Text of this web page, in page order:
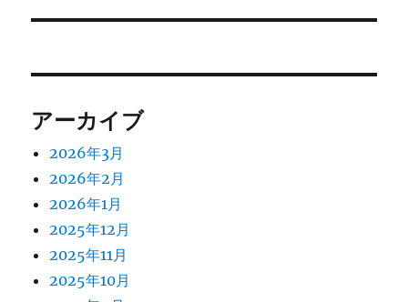
シ
投
アーカイブ
2026年3月
2026年2月
2026年1月
2025年12月
2025年11月
2025年10月